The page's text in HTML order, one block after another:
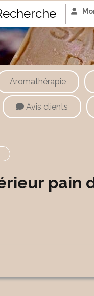
Aromathérapie
Avis clients
pain